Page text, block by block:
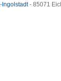
Ingolstadt- 85071